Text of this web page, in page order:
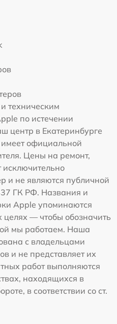
техническим
по истечении
центр в Екатеринбурге
официальной
Цены на ремонт,
исключительно
и не являются публичной
ГК РФ. Названия и
Apple упоминаются
— чтобы обозначить
мы работаем. Наша
с владельцами
и не представляет их
работ выполняются
находящихся в
в соответствии со ст.